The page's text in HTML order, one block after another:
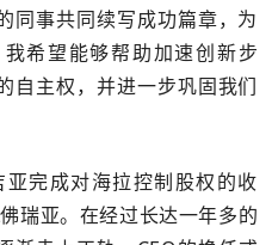
同事共同续写成功篇章，为
希望能够帮助加速创新步
自主权，并进一步巩固我们
完成对海拉控制股权的收
瑞亚。在经过长达一年多的